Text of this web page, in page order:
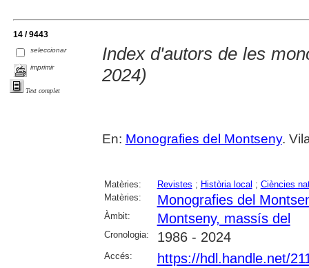
14 / 9443
seleccionar
imprimir
Text complet
Index d'autors de les
2024)
En: Monografies del Montseny.
Matèries: Revistes ; Història local ; Ciències
Matèries:
Monografies del
Àmbit: Montseny, massís del
Cronologia: 1986 - 2024
Accés: https://hdl.handle.net/